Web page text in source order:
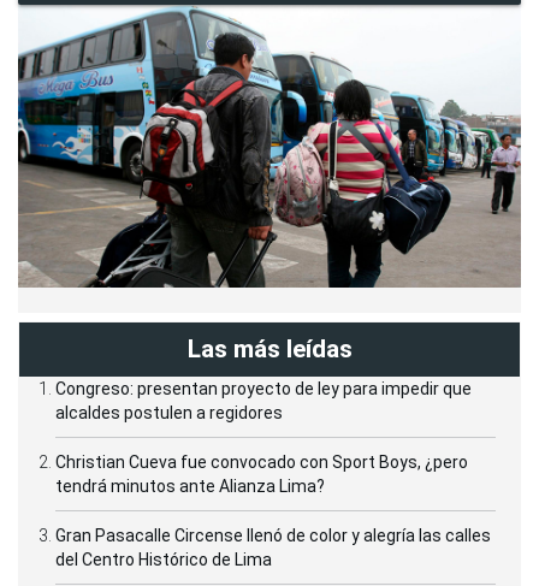
Las más leídas
Congreso: presentan proyecto de ley para impedir que
alcaldes postulen a regidores
Christian Cueva fue convocado con Sport Boys, ¿pero
tendrá minutos ante Alianza Lima?
Gran Pasacalle Circense llenó de color y alegría las calles
del Centro Histórico de Lima